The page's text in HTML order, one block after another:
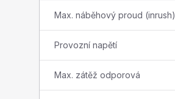
Max. náběhový proud (inrush)
Provozní napětí
Max. zátěž odporová